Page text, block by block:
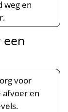
weg en
voor
afvoer en